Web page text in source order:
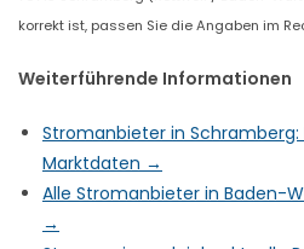
korrekt ist, passen Sie die Angaben im
Weiterführende Informationen
Stromanbieter in Schramberg:
Marktdaten →
Alle Stromanbieter in Baden-
→